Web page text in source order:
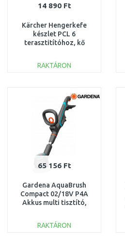
14 890 Ft
Kärcher Hengerkefe
készlet PCL 6
terasztitítóhoz, kő
476.0
RAKTÁRON
Összehasonlítás
65 156 Ft
Gardena AquaBrush
Compact 02/18V P4A
Akkus multi tisztító,
14840-55
RAKTÁRON